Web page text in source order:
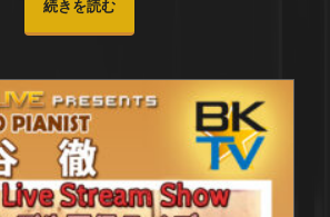
続きを読む